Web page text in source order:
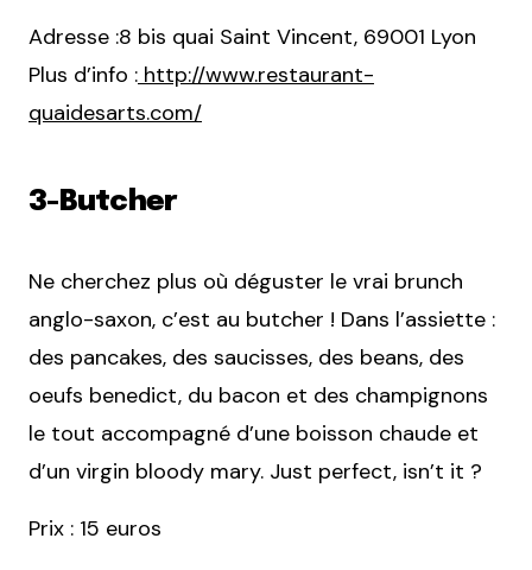
Adresse :8 bis quai Saint Vincent, 69001 Lyon
Plus d’info : http://www.restaurant-
quaidesarts.com/
3-Butcher
Ne cherchez plus où déguster le vrai brunch
anglo-saxon, c’est au butcher ! Dans l’assiette :
des pancakes, des saucisses, des beans, des
oeufs benedict, du bacon et des champignons
le tout accompagné d’une boisson chaude et
d’un virgin bloody mary. Just perfect, isn’t it ?
Prix : 15 euros